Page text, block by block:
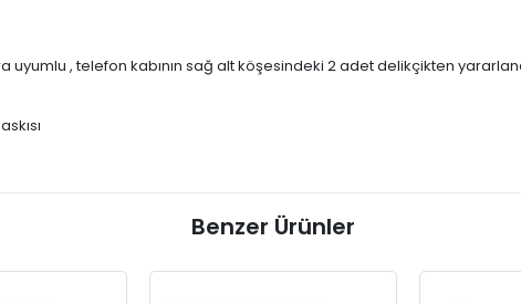
, telefon kabının sağ alt köşesindeki 2 adet delikçikten
Benzer Ürünler